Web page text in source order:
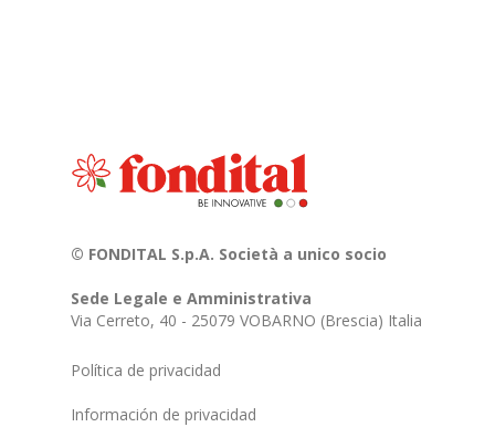
© FONDITAL S.p.A. Società a unico socio
Sede Legale e Amministrativa
Via Cerreto, 40 - 25079 VOBARNO (Brescia) Italia
Política de privacidad
Información de privacidad